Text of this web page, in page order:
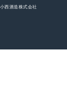
西酒造株式会社